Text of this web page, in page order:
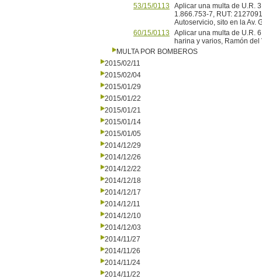
53/15/0113
Aplicar una multa de U.R.
1.866.753-7, RUT:
Autoservicio, sito en la Av.
60/15/0113
Aplicar una multa de U.R.
harina y varios, Ramón del
MULTA POR BOMBEROS
2015/02/11
2015/02/04
2015/01/29
2015/01/22
2015/01/21
2015/01/14
2015/01/05
2014/12/29
2014/12/26
2014/12/22
2014/12/18
2014/12/17
2014/12/11
2014/12/10
2014/12/03
2014/11/27
2014/11/26
2014/11/24
2014/11/22